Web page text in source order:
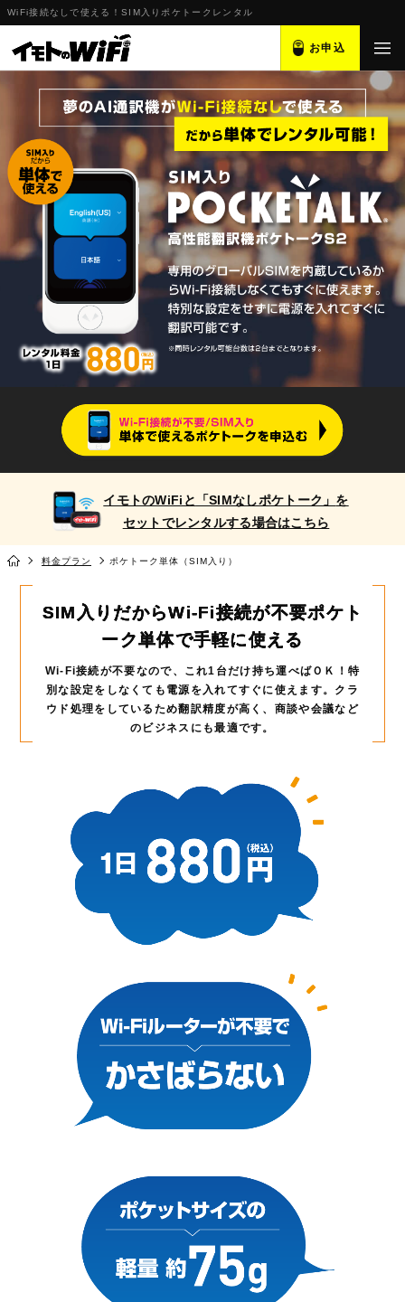
WiFi接続なしで使える！SIM入りポケトークレンタル
お申込
イモトのWiFiと 「SIMなしポケトーク」 を
セットでレンタルする場合はこちら
料金プラン ポケトーク単体（SIM入り）
SIM入りだからWi-Fi接続が不要ポケト
ーク単体で手軽に使える
Wi-Fi接続が不要なので、これ1台だけ持ち運べばＯＫ！特
別な設定をしなくても電源を入れてすぐに使えます。 クラ
ウド処理をしているため翻訳精度が高く、商談や会議など
のビジネスにも最適です。